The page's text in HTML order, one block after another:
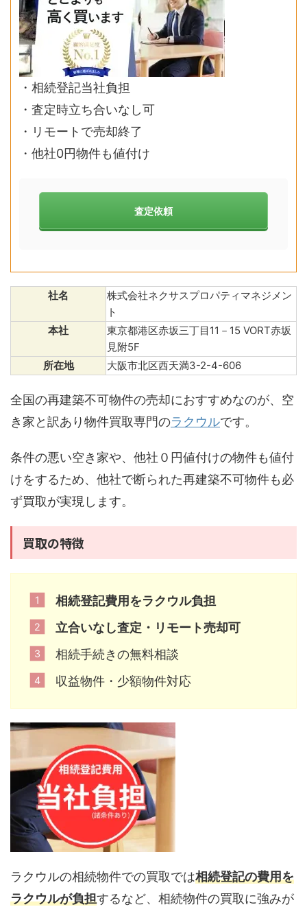
・相続登記当社負担
・査定時立ち合いなし可
・リモートで売却終了
・他社0円物件も値付け
査定依頼
社名
株式会社ネクサスプロパティマネジメン
ト
本社
東京都港区赤坂三丁目11－15 VORT赤坂
見附5F
所在地
大阪市北区西天満3-2-4-606
全国の再建築不可物件の売却におすすめなのが、空
き家と訳あり物件買取専門のラクウルです。
条件の悪い空き家や、他社０円値付けの物件も値付
けをするため、他社で断られた再建築不可物件も必
ず買取が実現します。
買取の特徴
相続登記費用をラクウル負担
立合いなし査定・リモート売却可
相続手続きの無料相談
収益物件・少額物件対応
ラクウルの相続物件での買取では相続登記の費用を
ラクウルが負担するなど、相続物件の買取に強みが